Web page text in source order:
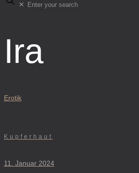
✕
Ira
Erotik
Kupferhaut
11. Januar 2024